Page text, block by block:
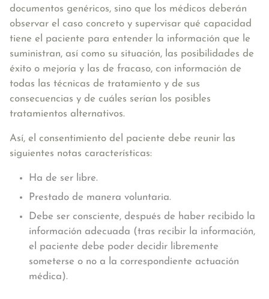
documentos genéricos, sino que los médicos deberán
observar el caso concreto y supervisar qué capacidad
tiene el paciente para entender la información que le
suministran, así como su situación, las posibilidades de
éxito o mejoría y las de fracaso, con información de
todas las técnicas de tratamiento y de sus
consecuencias y de cuáles serían los posibles
tratamientos alternativos.
Así, el consentimiento del paciente debe reunir las
siguientes notas características:
Ha de ser libre.
Prestado de manera voluntaria.
Debe ser consciente, después de haber recibido la
información adecuada (tras recibir la información,
el paciente debe poder decidir libremente
someterse o no a la correspondiente actuación
médica).